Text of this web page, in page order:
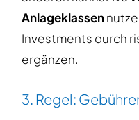
Anlageklassen
Investments durch
ergänzen.
3. Regel: